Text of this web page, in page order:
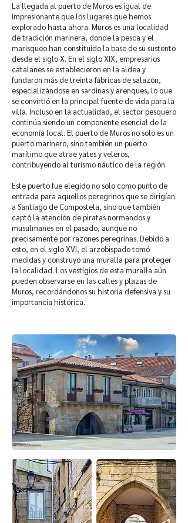
La llegada al puerto de Muros es igual de
impresionante que los lugares que hemos
explorado hasta ahora. Muros es una localidad
de tradición marinera, donde la pesca y el
marisqueo han constituido la base de su sustento
desde el siglo X. En el siglo XIX, empresarios
catalanes se establecieron en la aldea y
fundaron más de treinta fábricas de salazón,
especializándose en sardinas y arenques, lo que
se convirtió en la principal fuente de vida para la
villa. Incluso en la actualidad, el sector pesquero
continúa siendo un componente esencial de la
economía local. El puerto de Muros no solo es un
puerto marinero, sino también un puerto
marítimo que atrae yates y veleros,
contribuyendo al turismo náutico de la región.
Este puerto fue elegido no solo como punto de
entrada para aquellos peregrinos que se dirigían
a Santiago de Compostela, sino que también
captó la atención de piratas normandos y
musulmanes en el pasado, aunque no
precisamente por razones peregrinas. Debido a
esto, en el siglo XVI, el arzobispado tomó
medidas y construyó una muralla para proteger
la localidad. Los vestigios de esta muralla aún
pueden observarse en las calles y plazas de
Muros, recordándonos su historia defensiva y su
importancia histórica.